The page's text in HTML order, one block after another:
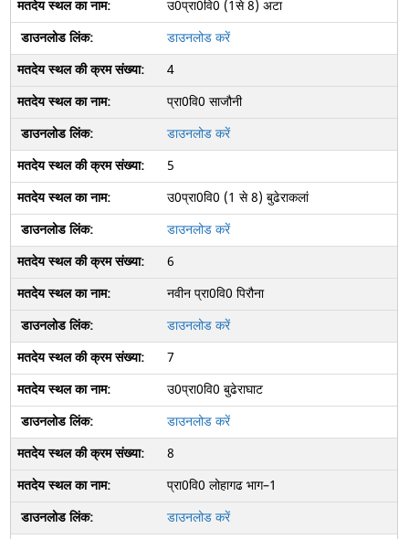
उ0प्रा0वि0 (1से 8) अटा
डाउनलोड करें
4
प्रा0वि0 साजौनी
डाउनलोड करें
5
उ0प्रा0वि0 (1 से 8) बुढेराकलां
डाउनलोड करें
6
नवीन प्रा0वि0 पिरौना
डाउनलोड करें
7
उ0प्रा0वि0 बुढेराघाट
डाउनलोड करें
8
प्रा0वि0 लोहागढ भाग–1
डाउनलोड करें